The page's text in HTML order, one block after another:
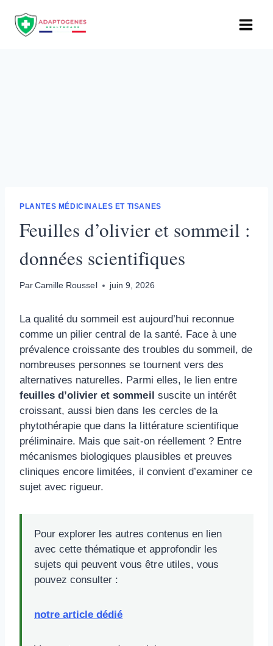
contenu
PLANTES MÉDICINALES ET TISANES
Feuilles d’olivier et sommeil :
données scientifiques
Par Camille Roussel juin 9, 2026
La qualité du sommeil est aujourd’hui reconnue
comme un pilier central de la santé. Face à une
prévalence croissante des troubles du sommeil, de
nombreuses personnes se tournent vers des
alternatives naturelles. Parmi elles, le lien entre
feuilles d’olivier et sommeil suscite un intérêt
croissant, aussi bien dans les cercles de la
phytothérapie que dans la littérature scientifique
préliminaire. Mais que sait-on réellement ? Entre
mécanismes biologiques plausibles et preuves
cliniques encore limitées, il convient d’examiner ce
sujet avec rigueur.
Pour explorer les autres contenus en lien
avec cette thématique et approfondir les
sujets qui peuvent vous être utiles, vous
pouvez consulter :
notre article dédié